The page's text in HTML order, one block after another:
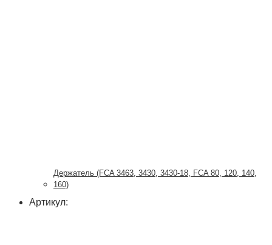
Держатель (FCA 3463, 3430, 3430-18, FCA 80, 120, 140,
160)
Артикул: